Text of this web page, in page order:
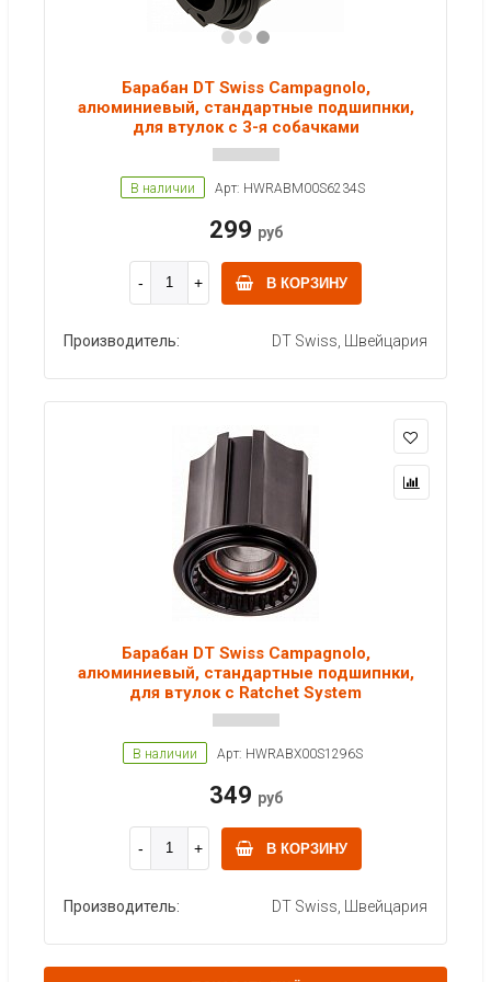
Барабан DT Swiss Campagnolo,
алюминиевый, стандартные подшипнки,
для втулок с 3-я собачками
В наличии Арт: HWRABM00S6234S
299 руб
В КОРЗИНУ
Производитель: DT Swiss, Швейцария
Барабан DT Swiss Campagnolo,
алюминиевый, стандартные подшипнки,
для втулок с Ratchet System
В наличии Арт: HWRABX00S1296S
349 руб
В КОРЗИНУ
Производитель: DT Swiss, Швейцария